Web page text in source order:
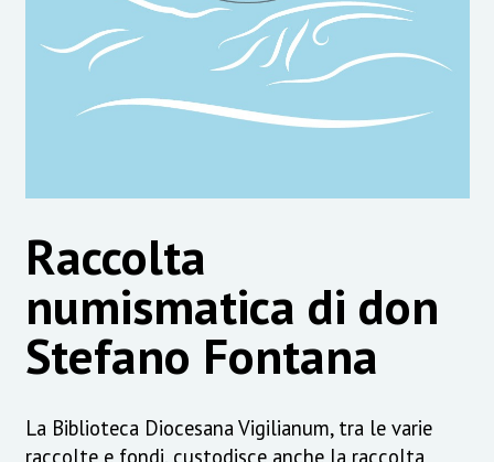
Raccolta
numismatica di don
Stefano Fontana
La Biblioteca Diocesana Vigilianum, tra le varie
raccolte e fondi, custodisce anche la raccolta